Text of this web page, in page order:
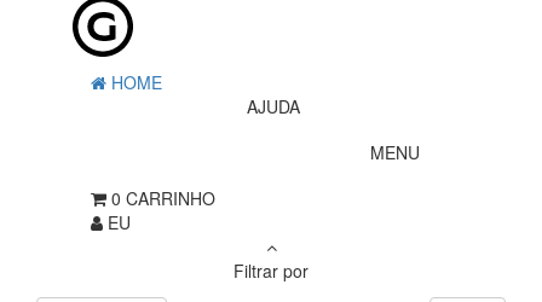
HOME
AJUDA
MENU
0 CARRINHO
EU
Filtrar por